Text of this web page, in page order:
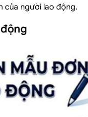
của người lao động.